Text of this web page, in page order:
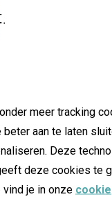
meer tracking
aan te laten
Deze
deze cookies te
je in onze cookie